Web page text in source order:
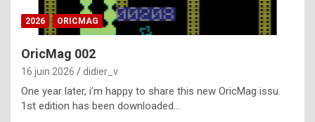
ff
i
l
t
2026 ORICMAG
OricMag 002
16 juin 2026 didier_v
One year later, i’m happy to share this new OricMag issu.
1st edition has been downloaded…